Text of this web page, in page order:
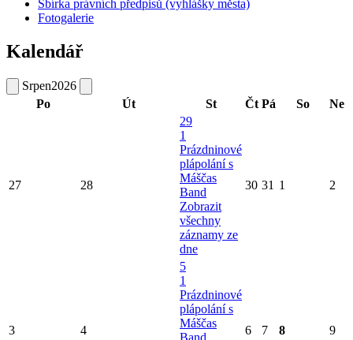
Sbírka právních předpisů (vyhlášky města)
Fotogalerie
Kalendář
Srpen2026
Po
Út St Čt Pá So Ne
27 28
29
1
Prázdninové
plápolání s
Máščas
Band
Zobrazit
všechny
záznamy ze
dne
30 31 1 2
3 4
5
1
Prázdninové
plápolání s
Máščas
6 7 8 9